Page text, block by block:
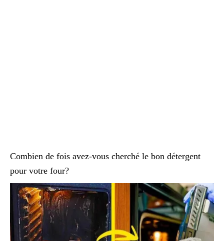
Combien de fois avez-vous cherché le bon détergent
pour votre four?